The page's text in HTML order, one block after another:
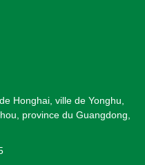
Honghai, ville de Yonghu,
province du Guangdong,